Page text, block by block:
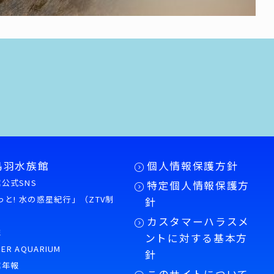
水族館
式SNS
と! 水の惑星紀行」（ZTV制
AQUARIUM
報
個人情報保護方針
特定個人情報保護方
針
カスタマーハラスメ
ントに対する基本方
針